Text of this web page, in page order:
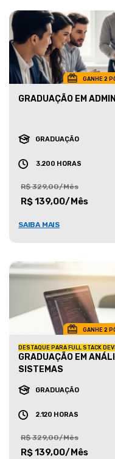
GANHE 2
GRADUAÇÃO EM
GRADUAÇÃO
3.200 HORAS
R$ 329,00/Mês
R$ 139,00/Mês
SAIBA MAIS
GANHE 2
DESTAQUE PARA FULL STACK
GRADUAÇÃO EM
SISTEMAS
GRADUAÇÃO
2.120 HORAS
R$ 329,00/Mês
R$ 139,00/Mês